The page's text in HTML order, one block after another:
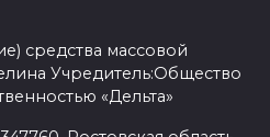
средства массовой
Учредитель:Общество
«Дельта»